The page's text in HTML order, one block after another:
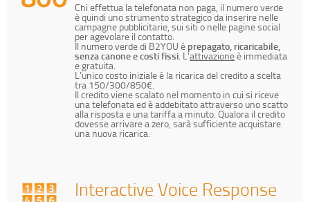
Chi effettua la telefonata non paga, il numero verde
è quindi uno strumento strategico da inserire nelle
campagne pubblicitarie, sui siti o nelle pagine social
per agevolare il contatto.
Il numero verde di B2YOU è prepagato, ricaricabile,
senza canone e costi fissi. L'attivazioneè immediata
e gratuita.
L’unico costo iniziale è la ricarica del credito a scelta
tra 150/300/850€.
Il credito viene scalato nel momento in cui si riceve
una telefonata ed è addebitato attraverso uno scatto
alla risposta e una tariffa a minuto. Qualora il credito
dovesse arrivare a zero, sarà sufficiente acquistare
una nuova ricarica.
Interactive Voice Response